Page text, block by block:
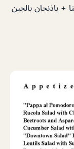
+ باذنجان بالجبن